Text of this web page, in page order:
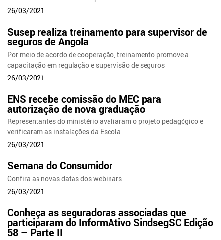
26/03/2021
Susep realiza treinamento para supervisor de
seguros de Angola
Por meio de acordo de cooperação, treinamento promove a
capacitação em regulação e supervisão de seguros
26/03/2021
ENS recebe comissão do MEC para
autorização de nova graduação
Representantes do ministério avaliaram o projeto pedagógico e
verificaram as instalações da Escola
26/03/2021
Semana do Consumidor
Confira as novas datas dos webinars
26/03/2021
Conheça as seguradoras associadas que
participaram do InformAtivo SindsegSC Edição
58 – Parte II